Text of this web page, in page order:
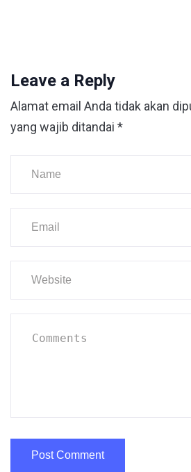
Leave a Reply
Alamat email Anda tidak akan
yang wajib ditandai *